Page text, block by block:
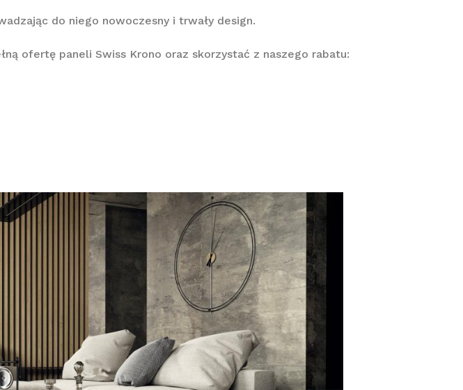
do niego nowoczesny i trwały design.
ofertę paneli Swiss Krono oraz skorzystać z naszego rabatu: